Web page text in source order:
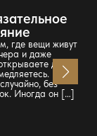
где вещи живут
и даже
дверь
Весь
без
Иногда он […]